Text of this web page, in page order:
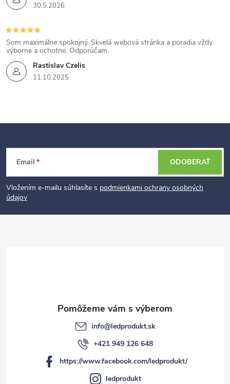
30.5.2026
Rastislav Czelis
11.10.2025
Som maximálne spokojný. Skvelá webová stránka a poradia vždy
výborne a ochotne. Odporúčam.
t
Email
Vložením e-mailu súhlasíte s podmienkami ochrany osobných
údajov
ODOBERAŤ
info@ledprodukt.sk
+421 949 126 648
https://www.facebook.com/ledprodukt/
ledprodukt